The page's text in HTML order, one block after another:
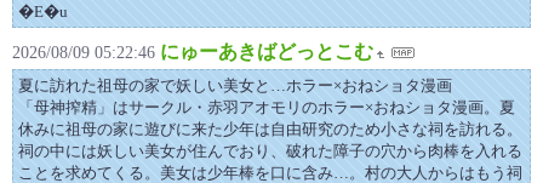
�E�u
2026/08/09 05:22:46 にゅーあきばどっとこむ
夏に訪れた祖母の家で妖しい美女と…ホラー×おねショタ漫画
「母神搾精」はサークル・赤羽アオモリのホラー×おねショタ漫画。夏
休みに祖母の家に遊びに来た少年は自由研究のため小さな祠を訪れる。
祠の中には妖しい美女が住んでおり、破れた障子の穴から肉棒を入れる
ことを求めてくる。美女は少年棒を口に含み…。村の大人からはもう祠